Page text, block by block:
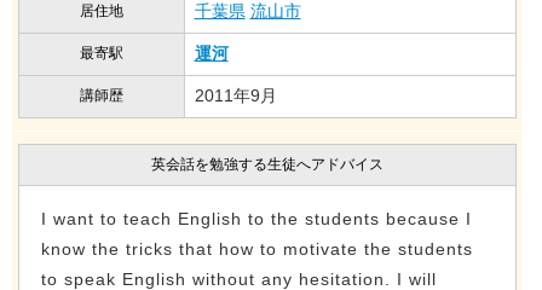
居住地 千葉県 流山市
最寄駅 運河
講師歴 2011年9月
英会話を勉強する生徒へアドバイス
I want to teach English to the students because I
know the tricks that how to motivate the students
to speak English without any hesitation. I will